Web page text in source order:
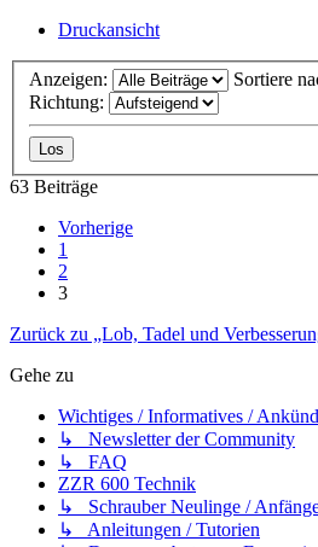
Druckansicht
Anzeigen:
Sortiere
Richtung:
63 Beiträge
Vorherige
1
2
3
Zurück zu „Lob, Tadel und
Gehe zu
Wichtiges / Informatives /
↳ Newsletter der Community
↳ FAQ
ZZR 600 Technik
↳ Schrauber Neulinge /
↳ Anleitungen / Tutorien